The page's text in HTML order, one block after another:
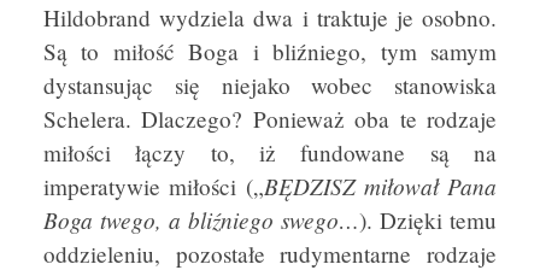
Hildobrand wydziela dwa i traktuje je osobno.
Są to miłość Boga i bliźniego, tym samym
dystansując się niejako wobec stanowiska
Schelera. Dlaczego? Ponieważ oba te rodzaje
miłości łączy to, iż fundowane są na
imperatywie miłości („BĘDZISZ miłował Pana
Boga twego, a bliźniego swego…). Dzięki temu
oddzieleniu, pozostałe rudymentarne rodzaje